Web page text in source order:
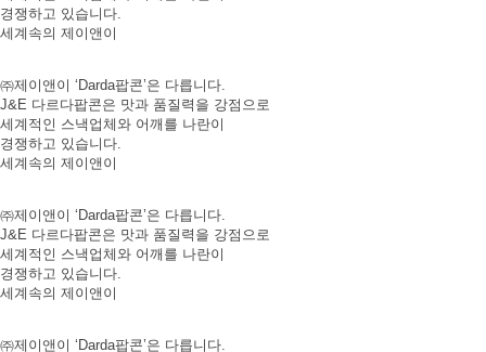
경쟁하고 있습니다.
세계속의 제이앤이
㈜제이앤이 ‘Darda팝콘’은 다릅니다.
J&E 다르다팝콘은 맛과 품질력을 강점으로
세계적인 스낵업체와 어깨를 나란이
경쟁하고 있습니다.
세계속의 제이앤이
㈜제이앤이 ‘Darda팝콘’은 다릅니다.
J&E 다르다팝콘은 맛과 품질력을 강점으로
세계적인 스낵업체와 어깨를 나란이
경쟁하고 있습니다.
세계속의 제이앤이
㈜제이앤이 ‘Darda팝콘’은 다릅니다.